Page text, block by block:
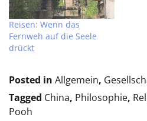
Reisen: Wenn das
Fernweh auf die Seele
drückt
Posted in Allgemein,
Tagged China, Philosophie,
Pooh